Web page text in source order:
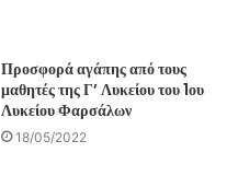
Προσφορά αγάπης από τους
μαθητές της Γ’ Λυκείου του 1ου
Λυκείου Φαρσάλων
18/05/2022